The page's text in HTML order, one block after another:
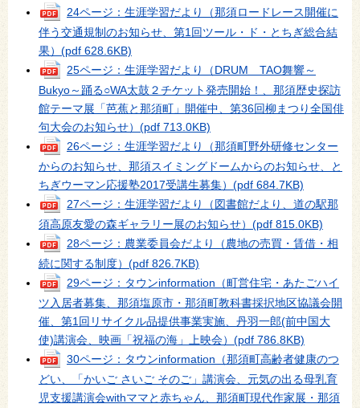
24ページ：生涯学習だより（那須ロードレース開催に
伴う交通規制のお知らせ、第1回ツール・ド・とちぎ総合結
果） (pdf 628.6KB)
25ページ：生涯学習だより（DRUM TAO舞響～
Bukyo～踊る○WA太鼓２チケット発売開始！、那須歴史探訪
館テーマ展「芭蕉と那須町」開催中、第36回柳まつり全国俳
句大会のお知らせ） (pdf 713.0KB)
26ページ：生涯学習だより（那須町野外研修センター
からのお知らせ、那須スイミングドームからのお知らせ、と
ちぎウーマン応援塾2017受講生募集） (pdf 684.7KB)
27ページ：生涯学習だより（図書館だより、道の駅那
須高原友愛の森ギャラリー展のお知らせ） (pdf 815.0KB)
28ページ：農業委員会だより（農地の売買・賃借・相
続に関する制度） (pdf 826.7KB)
29ページ：タウンinformation（町営住宅・あたごハイ
ツ入居者募集、那須塩原市・那須町教科書採択地区協議会開
催、第1回リサイクル品提供事業実施、丹羽一郎(前中国大
使)講演会、映画「祝福の海」上映会） (pdf 786.8KB)
30ページ：タウンinformation（那須町高齢者健康のつ
どい、「かいご さいご そのご」講演会、元気の出る母乳育
児支援講演会withママと赤ちゃん、那須町現代作家展・那須